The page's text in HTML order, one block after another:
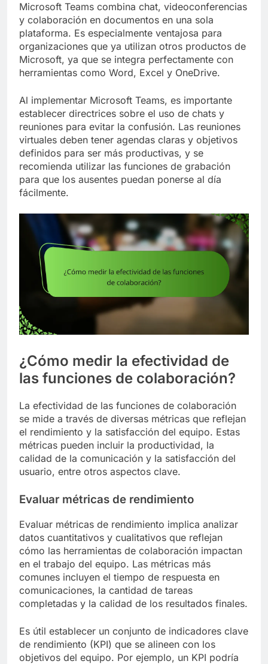
Microsoft Teams combina chat, videoconferencias
y colaboración en documentos en una sola
plataforma. Es especialmente ventajosa para
organizaciones que ya utilizan otros productos de
Microsoft, ya que se integra perfectamente con
herramientas como Word, Excel y OneDrive.
Al implementar Microsoft Teams, es importante
establecer directrices sobre el uso de chats y
reuniones para evitar la confusión. Las reuniones
virtuales deben tener agendas claras y objetivos
definidos para ser más productivas, y se
recomienda utilizar las funciones de grabación
para que los ausentes puedan ponerse al día
fácilmente.
¿Cómo medir la efectividad de
las funciones de colaboración?
La efectividad de las funciones de colaboración
se mide a través de diversas métricas que reflejan
el rendimiento y la satisfacción del equipo. Estas
métricas pueden incluir la productividad, la
calidad de la comunicación y la satisfacción del
usuario, entre otros aspectos clave.
Evaluar métricas de rendimiento
Evaluar métricas de rendimiento implica analizar
datos cuantitativos y cualitativos que reflejan
cómo las herramientas de colaboración impactan
en el trabajo del equipo. Las métricas más
comunes incluyen el tiempo de respuesta en
comunicaciones, la cantidad de tareas
completadas y la calidad de los resultados finales.
Es útil establecer un conjunto de indicadores clave
de rendimiento (KPI) que se alineen con los
objetivos del equipo. Por ejemplo, un KPI podría